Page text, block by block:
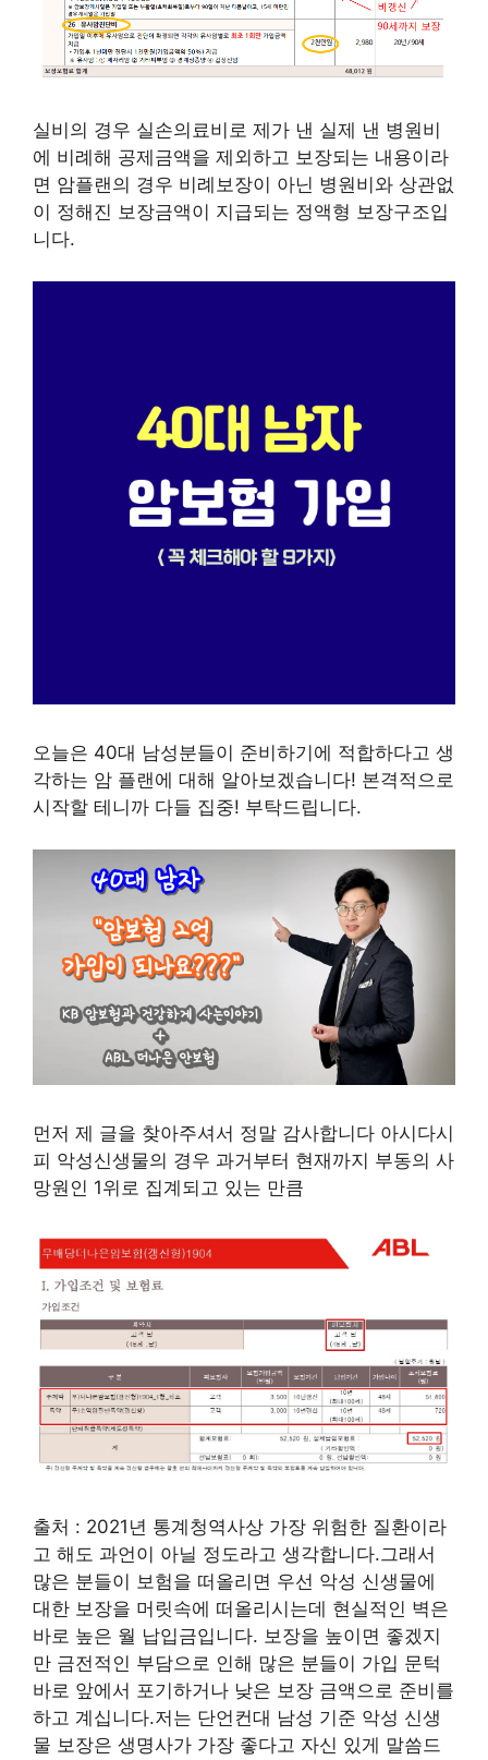
실비의 경우 실손의료비로 제가 낸 실제 낸 병원비
에 비례해 공제금액을 제외하고 보장되는 내용이라
면 암플랜의 경우 비례보장이 아닌 병원비와 상관없
이 정해진 보장금액이 지급되는 정액형 보장구조입
니다.
오늘은 40대 남성분들이 준비하기에 적합하다고 생
각하는 암 플랜에 대해 알아보겠습니다! 본격적으로
시작할 테니까 다들 집중! 부탁드립니다.
먼저 제 글을 찾아주셔서 정말 감사합니다 아시다시
피 악성신생물의 경우 과거부터 현재까지 부동의 사
망원인 1위로 집계되고 있는 만큼
출처 : 2021년 통계청역사상 가장 위험한 질환이라
고 해도 과언이 아닐 정도라고 생각합니다.그래서
많은 분들이 보험을 떠올리면 우선 악성 신생물에
대한 보장을 머릿속에 떠올리시는데 현실적인 벽은
바로 높은 월 납입금입니다. 보장을 높이면 좋겠지
만 금전적인 부담으로 인해 많은 분들이 가입 문턱
바로 앞에서 포기하거나 낮은 보장 금액으로 준비를
하고 계십니다.저는 단언컨대 남성 기준 악성 신생
물 보장은 생명사가 가장 좋다고 자신 있게 말씀드